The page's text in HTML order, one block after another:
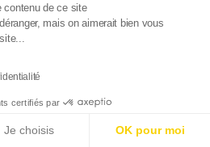
contenu de ce site
mais on aimerait bien vous
certifiés par
Je choisis OK pour moi
Formalità & Adempimenti*
preparati!